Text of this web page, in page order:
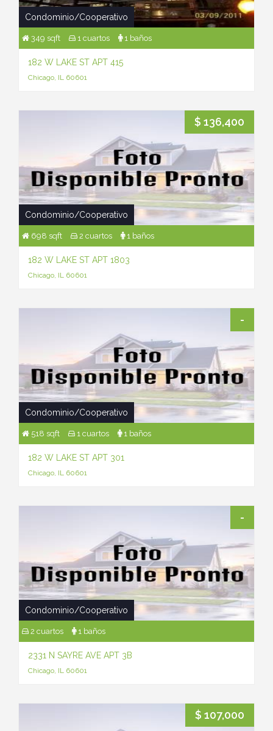
Condominio/Cooperativo
349 sqft 1 cuartos 1 baños
182 W LAKE ST APT 415
Chicago, IL 60601
$ 136,400
Condominio/Cooperativo
698 sqft 2 cuartos 1 baños
182 W LAKE ST APT 1803
Chicago, IL 60601
-
Condominio/Cooperativo
518 sqft 1 cuartos 1 baños
182 W LAKE ST APT 301
Chicago, IL 60601
-
Condominio/Cooperativo
2 cuartos 1 baños
2331 N SAYRE AVE APT 3B
Chicago, IL 60601
$ 107,000